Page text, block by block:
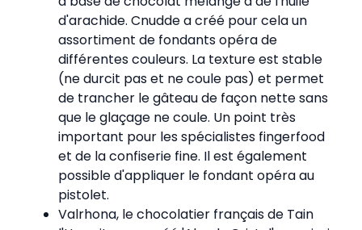
d'arachide. Cnudde a créé pour cela un
assortiment de fondants opéra de
différentes couleurs. La texture est stable
(ne durcit pas et ne coule pas) et permet
de trancher le gâteau de façon nette sans
que le glaçage ne coule. Un point très
important pour les spécialistes fingerfood
et de la confiserie fine. Il est également
possible d'appliquer le fondant opéra au
pistolet.
Valrhona, le chocolatier français de Tain